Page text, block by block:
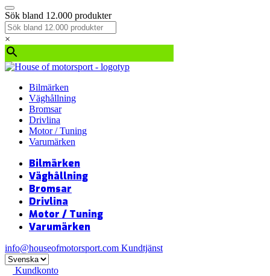
Sök bland 12.000 produkter
×
Bilmärken
Väghållning
Bromsar
Drivlina
Motor / Tuning
Varumärken
Bilmärken
Väghållning
Bromsar
Drivlina
Motor / Tuning
Varumärken
info@houseofmotorsport.com Kundtjänst
Kundkonto